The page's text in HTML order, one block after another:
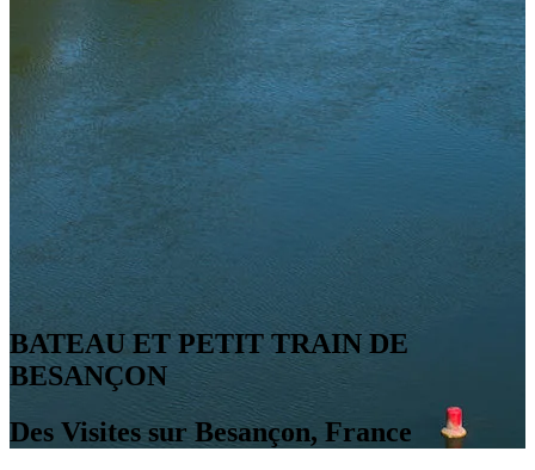
BATEAU ET PETIT TRAIN DE
BESANÇON
Des Visites sur Besançon, France